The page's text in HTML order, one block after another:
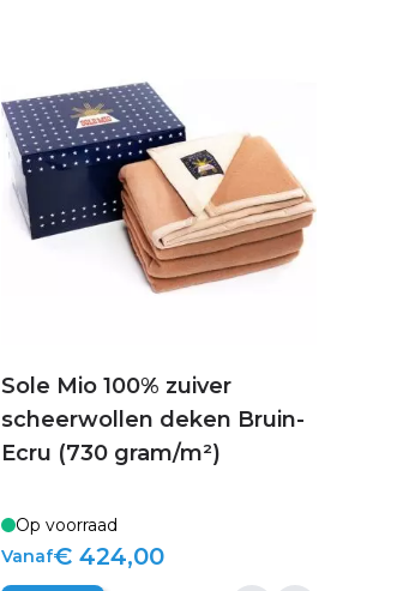
Sole Mio 100% zuiver
scheerwollen deken Bruin-
Ecru (730 gram/m²)
Op voorraad
Vanaf€ 424,00